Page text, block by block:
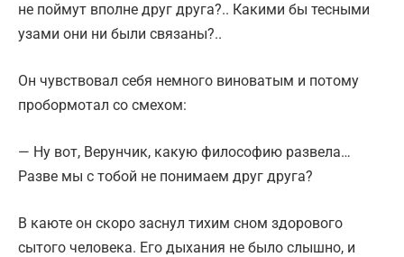
не поймут вполне друг друга?.. Какими бы тесными
узами они ни были связаны?..
Он чувствовал себя немного виноватым и потому
пробормотал со смехом:
— Ну вот, Верунчик, какую философию развела…
Разве мы с тобой не понимаем друг друга?
В каюте он скоро заснул тихим сном здорового
сытого человека. Его дыхания не было слышно, и